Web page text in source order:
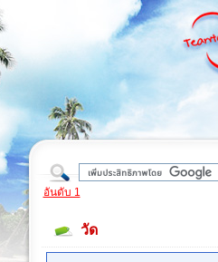
อันดับ 1
วัด